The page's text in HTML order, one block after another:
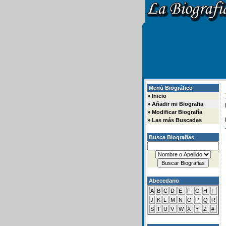
Menú Biográfico
» Inicio
» Añadir mi Biografia
» Modificar Biografía
» Las más Buscadas
Busca Biografías
Abecedario
A B C D E F G H
I
J
K L M N O P Q
R
S T U V W X Y Z #